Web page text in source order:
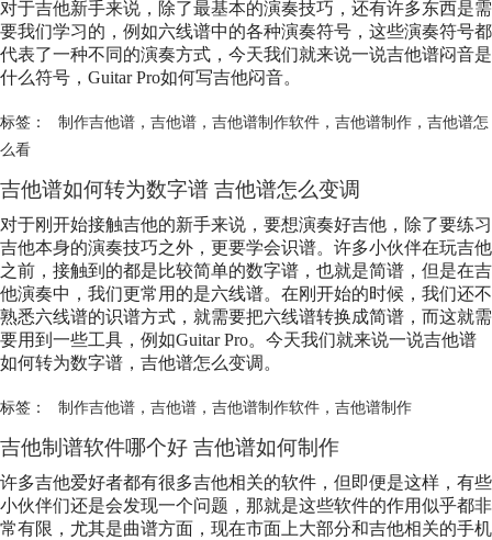
对于吉他新手来说，除了最基本的演奏技巧，还有许多东西是需
要我们学习的，例如六线谱中的各种演奏符号，这些演奏符号都
代表了一种不同的演奏方式，今天我们就来说一说吉他谱闷音是
什么符号，Guitar Pro如何写吉他闷音。
标签： 制作吉他谱， 吉他谱， 吉他谱制作软件， 吉他谱制作， 吉他谱怎
么看
吉他谱如何转为数字谱 吉他谱怎么变调
对于刚开始接触吉他的新手来说，要想演奏好吉他，除了要练习
吉他本身的演奏技巧之外，更要学会识谱。许多小伙伴在玩吉他
之前，接触到的都是比较简单的数字谱，也就是简谱，但是在吉
他演奏中，我们更常用的是六线谱。在刚开始的时候，我们还不
熟悉六线谱的识谱方式，就需要把六线谱转换成简谱，而这就需
要用到一些工具，例如Guitar Pro。今天我们就来说一说吉他谱
如何转为数字谱，吉他谱怎么变调。
标签： 制作吉他谱， 吉他谱， 吉他谱制作软件， 吉他谱制作
吉他制谱软件哪个好 吉他谱如何制作
许多吉他爱好者都有很多吉他相关的软件，但即便是这样，有些
小伙伴们还是会发现一个问题，那就是这些软件的作用似乎都非
常有限，尤其是曲谱方面，现在市面上大部分和吉他相关的手机